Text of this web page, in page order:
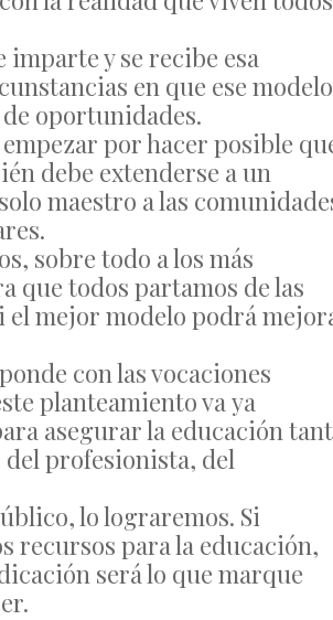
imparte y se recibe esa
en que ese modelo
oportunidades.
por hacer posible
debe extenderse a un
maestro a las
sobre todo a los más
que todos partamos de las
el mejor modelo podrá
con las vocaciones
planteamiento va ya
asegurar la educación
profesionista, del
lo lograremos. Si
recursos para la educación,
será lo que marque